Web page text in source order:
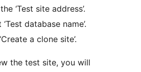
‘Test site address’.
‘Test database name’.
a clone site’.
the test site, you will